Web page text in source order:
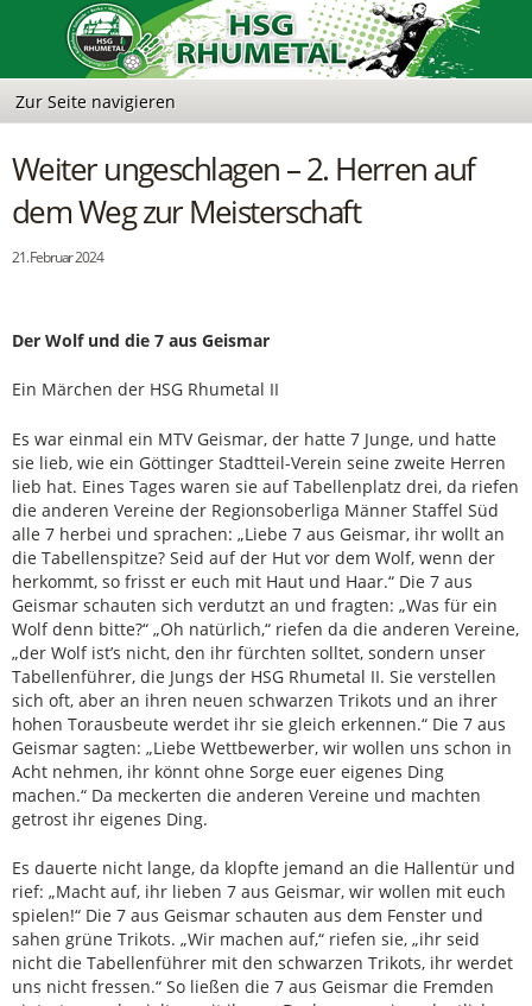
Weiter ungeschlagen – 2. Herren auf
dem Weg zur Meisterschaft
21. Februar 2024
Der Wolf und die 7 aus Geismar
Ein Märchen der HSG Rhumetal II
Es war einmal ein MTV Geismar, der hatte 7 Junge, und hatte
sie lieb, wie ein Göttinger Stadtteil-Verein seine zweite Herren
lieb hat. Eines Tages waren sie auf Tabellenplatz drei, da riefen
die anderen Vereine der Regionsoberliga Männer Staffel Süd
alle 7 herbei und sprachen: „Liebe 7 aus Geismar, ihr wollt an
die Tabellenspitze? Seid auf der Hut vor dem Wolf, wenn der
herkommt, so frisst er euch mit Haut und Haar.“ Die 7 aus
Geismar schauten sich verdutzt an und fragten: „Was für ein
Wolf denn bitte?“ „Oh natürlich,“ riefen da die anderen Vereine,
„der Wolf ist’s nicht, den ihr fürchten solltet, sondern unser
Tabellenführer, die Jungs der HSG Rhumetal II. Sie verstellen
sich oft, aber an ihren neuen schwarzen Trikots und an ihrer
hohen Torausbeute werdet ihr sie gleich erkennen.“ Die 7 aus
Geismar sagten: „Liebe Wettbewerber, wir wollen uns schon in
Acht nehmen, ihr könnt ohne Sorge euer eigenes Ding
machen.“ Da meckerten die anderen Vereine und machten
getrost ihr eigenes Ding.
Es dauerte nicht lange, da klopfte jemand an die Hallentür und
rief: „Macht auf, ihr lieben 7 aus Geismar, wir wollen mit euch
spielen!“ Die 7 aus Geismar schauten aus dem Fenster und
sahen grüne Trikots. „Wir machen auf,“ riefen sie, „ihr seid
nicht die Tabellenführer mit den schwarzen Trikots, ihr werdet
uns nicht fressen.“ So ließen die 7 aus Geismar die Fremden